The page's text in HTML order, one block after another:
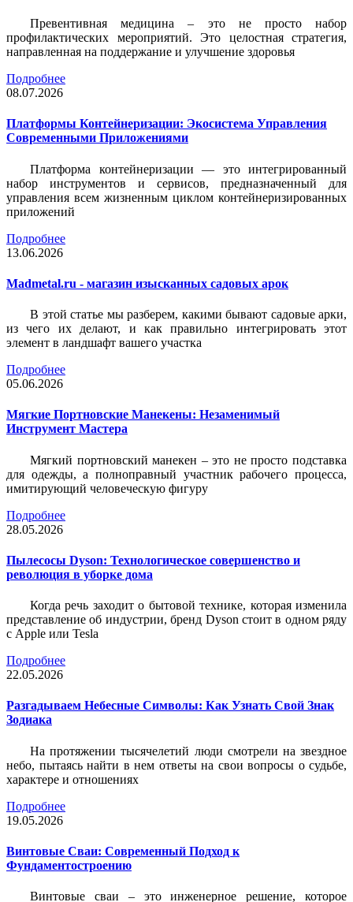
Превентивная медицина – это не просто набор
профилактических мероприятий. Это целостная стратегия,
направленная на поддержание и улучшение здоровья
Подробнее
08.07.2026
Платформы Контейнеризации: Экосистема Управления
Современными Приложениями
Платформа контейнеризации — это интегрированный
набор инструментов и сервисов, предназначенный для
управления всем жизненным циклом контейнеризированных
приложений
Подробнее
13.06.2026
Madmetal.ru - магазин изысканных садовых арок
В этой статье мы разберем, какими бывают садовые арки,
из чего их делают, и как правильно интегрировать этот
элемент в ландшафт вашего участка
Подробнее
05.06.2026
Мягкие Портновские Манекены: Незаменимый
Инструмент Мастера
Мягкий портновский манекен – это не просто подставка
для одежды, а полноправный участник рабочего процесса,
имитирующий человеческую фигуру
Подробнее
28.05.2026
Пылесосы Dyson: Технологическое совершенство и
революция в уборке дома
Когда речь заходит о бытовой технике, которая изменила
представление об индустрии, бренд Dyson стоит в одном ряду
с Apple или Tesla
Подробнее
22.05.2026
Разгадываем Небесные Символы: Как Узнать Свой Знак
Зодиака
На протяжении тысячелетий люди смотрели на звездное
небо, пытаясь найти в нем ответы на свои вопросы о судьбе,
характере и отношениях
Подробнее
19.05.2026
Винтовые Сваи: Современный Подход к
Фундаментостроению
Винтовые сваи – это инженерное решение, которое